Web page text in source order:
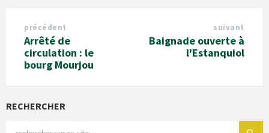
précédent
Arrêté de
circulation : le
bourg Mourjou
suivant
Baignade ouverte à
l'Estanquiol
RECHERCHER